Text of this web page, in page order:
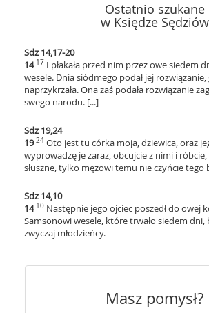
Ostatnio szukane
w Księdze Sędziów
Sdz 14,17-20
14 17 I płakała przed nim przez owe siedem
wesele. Dnia siódmego podał jej
naprzykrzała. Ona zaś podała rozwiązanie
swego narodu. [...]
Sdz 19,24
1924 Oto jest tu córka moja, dziewica, oraz
wyprowadzę je zaraz, obcujcie z nimi i
słuszne, tylko mężowi temu nie czyńcie tego
Sdz 14,10
14 10 Następnie jego ojciec poszedł do owej
Samsonowi wesele, które trwało siedem
zwyczaj młodzieńcy.
Masz pomysł?